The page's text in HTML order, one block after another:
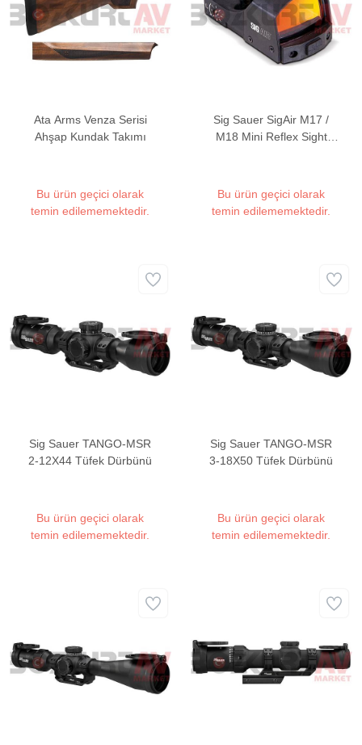
Ata Arms Venza Serisi
Ahşap Kundak Takımı
Bu ürün geçici olarak
temin edilememektedir.
Sig Sauer SigAir M17 /
M18 Mini Reflex Sight
Bu ürün geçici olarak
temin edilememektedir.
Sig Sauer TANGO-MSR
2-12X44 Tüfek Dürbünü
Bu ürün geçici olarak
temin edilememektedir.
Sig Sauer TANGO-MSR
3-18X50 Tüfek Dürbünü
Bu ürün geçici olarak
temin edilememektedir.